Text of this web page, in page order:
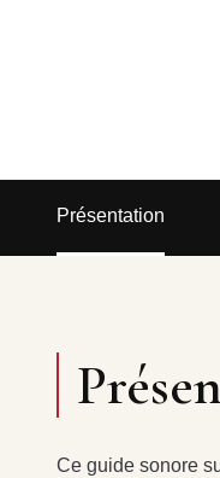
Présentation
Ce guide sonore